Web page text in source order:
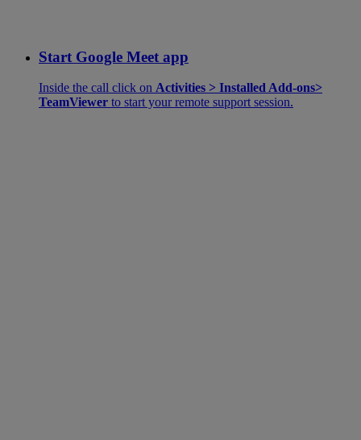
Start Google Meet app
Inside the call click on Activities > Installed Add-ons>
TeamViewer to start your remote support session.